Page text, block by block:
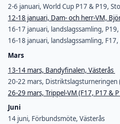
2-6 januari, World Cup P17 & P19,
12-18 januari, Dam- och herr-VM,
16-17 januari, landslagssamling,
16-18 januari, landslagssamling,
Mars
13-14 mars, Bandyfinalen, Västerås
20-22 mars, Distriktslagsturneringen
26-29 mars, Trippel-VM (F17, P17 &
Juni
14 juni, Förbundsmöte, Västerås